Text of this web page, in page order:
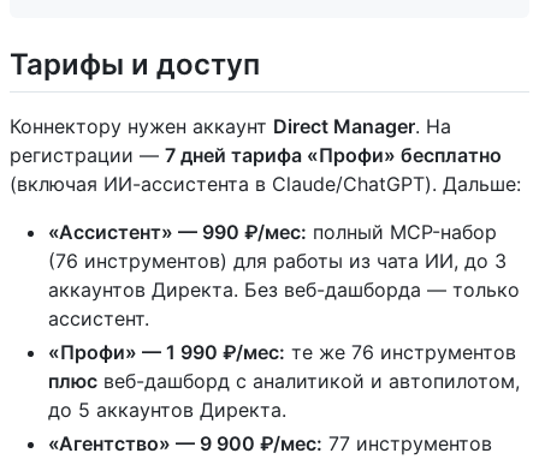
Тарифы и доступ
Коннектору нужен аккаунт Direct Manager. На
регистрации — 7 дней тарифа «Профи» бесплатно
(включая ИИ-ассистента в Claude/ChatGPT). Дальше:
«Ассистент» — 990 ₽/мес: полный MCP-набор
(76 инструментов) для работы из чата ИИ, до 3
аккаунтов Директа. Без веб-дашборда — только
ассистент.
«Профи» — 1 990 ₽/мес: те же 76 инструментов
плюс веб-дашборд с аналитикой и автопилотом,
до 5 аккаунтов Директа.
«Агентство» — 9 900 ₽/мес: 77 инструментов